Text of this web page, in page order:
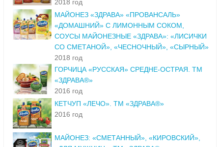
2018 год
МАЙОНЕЗ «ЗДРАВА» «ПРОВАНСАЛЬ»
«ДОМАШНИЙ» С ЛИМОННЫМ СОКОМ,
СОУСЫ МАЙОНЕЗНЫЕ «ЗДРАВА»: «ЛИСИЧКИ
СО СМЕТАНОЙ», «ЧЕСНОЧНЫЙ», «СЫРНЫЙ»
2018 год
ГОРЧИЦА «РУССКАЯ» СРЕДНЕ-ОСТРАЯ. ТМ
«ЗДРАВА®»
2016 год
КЕТЧУП «ЛЕЧО». ТМ «ЗДРАВА®»
2016 год
МАЙОНЕЗ: «СМЕТАННЫЙ», «КИРОВСКИЙ»,